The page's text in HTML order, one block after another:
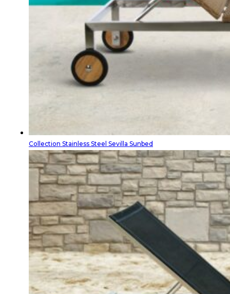
Collection Stainless Steel Sevilla Sunbed